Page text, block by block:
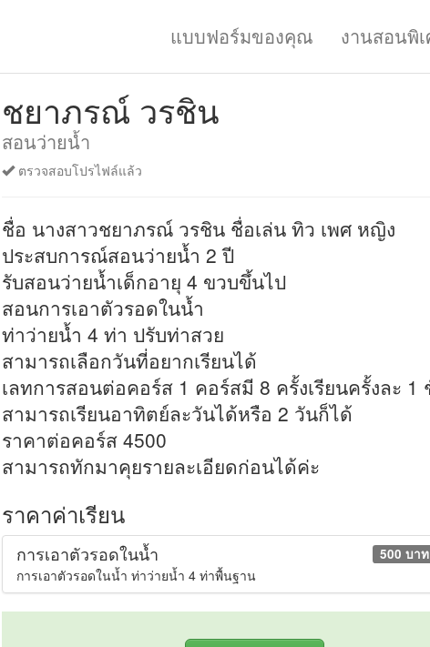
แบบฟอร์มของคุณ งานสอนพิ
ชยาภรณ์ วรชิน
สอนว่ายน้ำ
ตรวจสอบโปรไฟล์แล้ว
ชื่อ นางสาวชยาภรณ์ วรชิน ชื่อเล่น ทิว เพศ หญิง
ประสบการณ์สอนว่ายน้ำ 2 ปี
รับสอนว่ายน้ำเด็กอายุ 4 ขวบขึ้นไป
สอนการเอาตัวรอดในน้ำ
ท่าว่ายน้ำ 4 ท่า ปรับท่าสวย
สามารถเลือกวันที่อยากเรียนได้
เลทการสอนต่อคอร์ส 1 คอร์สมี 8 ครั้งเรียนครั้งละ 1
สามารถเรียนอาทิตย์ละวันได้หรือ 2 วันก็ได้
ราคาต่อคอร์ส 4500
สามารถทักมาคุยรายละเอียดก่อนได้ค่ะ
ราคาค่าเรียน
การเอาตัวรอดในน้ำ 500 บา
การเอาตัวรอดในน้ำ ท่าว่ายน้ำ 4 ท่าพื้นฐาน